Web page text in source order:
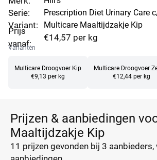
Serie:
Variant:
Prijs
vanaf:
Prescription Diet Urinary Care
Multicare Maaltijdzakje Kip
€14,57 per kg
Varianten
Multicare Droogvoer Kip
€9,13 per kg
Multicare Droogvoer
€12,44 per kg
Prijzen & aanbiedingen
Maaltijdzakje Kip
11 prijzen gevonden bij 3 aanbieders,